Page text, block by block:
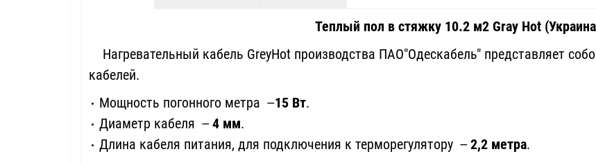
Теплый пол в стяжку 10.2 м2 Gray Hot
Нагревательный кабель GreyHot производства ПАО"Одескабель" представляет
кабелей.
Мощность погонного метра —15 Вт.
Диаметр кабеля —4 мм.
Длина кабеля питания, для подключения к терморегулятору —2,2 метра.